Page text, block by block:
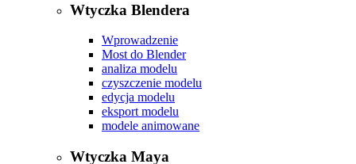
Wtyczka Blendera
Wprowadzenie
Most do Blender
analiza modelu
czyszczenie modelu
edycja modelu
eksport modelu
modele animowane
Wtyczka Maya